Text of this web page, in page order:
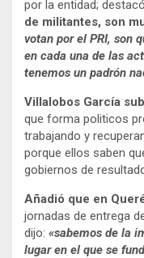
por la entidad; destacó
de militantes, son
votan por el PRI, son
en cada una de las
tenemos un padrón
Villalobos García
que forma politicos
trabajando y
porque ellos saben
gobiernos de
Añadió que en
jornadas de entrega
dijo: «sabemos de la
lugar en el que se